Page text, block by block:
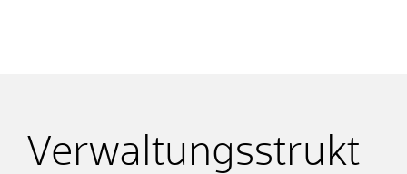
Verwaltungsstrukt